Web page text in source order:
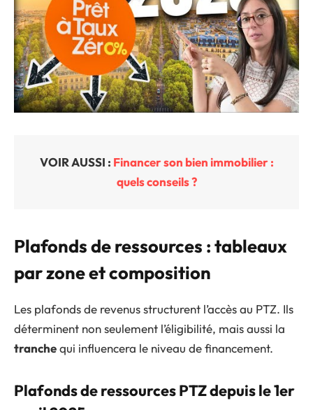
VOIR AUSSI : Financer son bien immobilier :
quels conseils ?
Plafonds de ressources : tableaux
par zone et composition
Les plafonds de revenus structurent l’accès au PTZ. Ils
déterminent non seulement l’éligibilité, mais aussi la
tranchequi influencera le niveau de financement.
Plafonds de ressources PTZ depuis le 1er